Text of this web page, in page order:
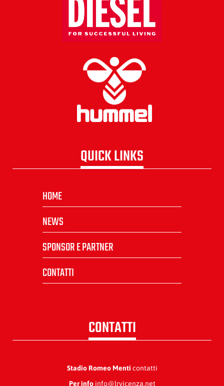
QUICK LINKS
HOME
NEWS
SPONSOR E PARTNER
CONTATTI
CONTATTI
Stadio Romeo Menti contatti
Per infoinfo@lrvicenza.net